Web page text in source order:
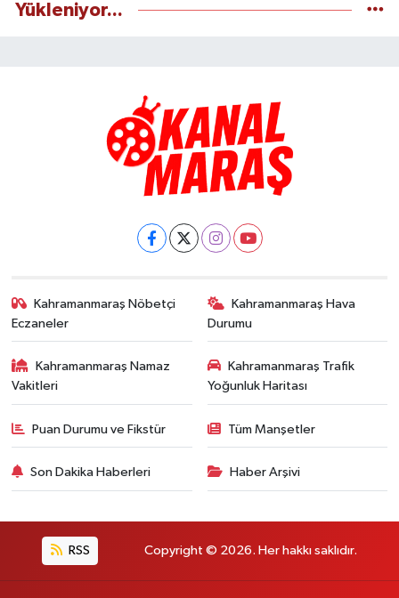
Yükleniyor...
Kahramanmaraş Nöbetçi
Eczaneler
Kahramanmaraş Hava
Durumu
Kahramanmaraş Namaz
Vakitleri
Kahramanmaraş Trafik
Yoğunluk Haritası
Puan Durumu ve Fikstür Tüm Manşetler
Son Dakika Haberleri Haber Arşivi
RSS Copyright © 2026. Her hakkı saklıdır.